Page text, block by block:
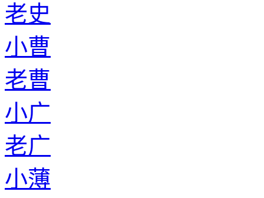
老史
小曹
老曹
小广
老广
小薄